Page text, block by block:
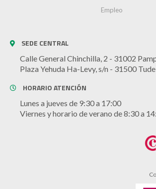
Empleo
SEDE CENTRAL
Calle General Chinchilla, 2 - 31002
Plaza Yehuda Ha-Levy, s/n - 31500
HORARIO ATENCIÓN
Lunes a jueves de 9:30 a 17:00
Viernes y horario de verano de 8:30 a